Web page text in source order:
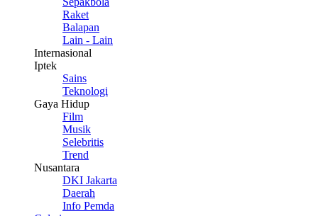
Raket
Balapan
Lain - Lain
Internasional
Iptek
Sains
Teknologi
Gaya Hidup
Film
Musik
Selebritis
Trend
Nusantara
DKI Jakarta
Daerah
Info Pemda